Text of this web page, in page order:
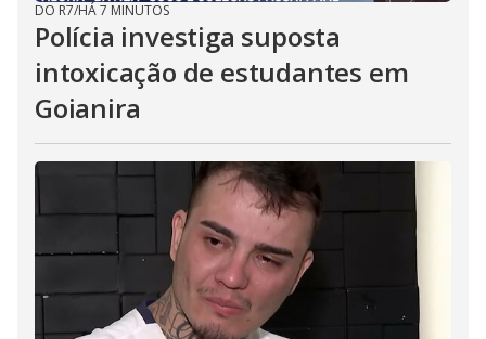
DO R7/HÁ 7 MINUTOS
Polícia investiga suposta
intoxicação de estudantes em
Goianira